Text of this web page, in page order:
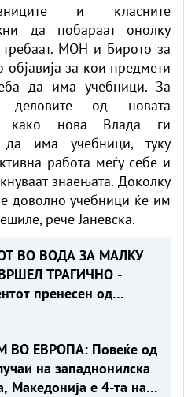
и класните
да побараат онолку
МОН и Бирото за
објавија за кои предмети
да има учебници. За
деловите од новата
како нова Влада ги
има учебници, туку
работа меѓу себе и
знаењата. Доколку
доволно учебници ќе им
рече Јаневска.
ВО ВОДА ЗА МАЛКУ
ТРАГИЧНО -
пренесен од
ВО ЕВРОПА: Повеќе од
на западнонилска
Македонија е 4-та на